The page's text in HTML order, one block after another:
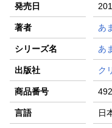
発売日
著者 あ
シリーズ名 あ
出版社 ク
商品番号
言語 日